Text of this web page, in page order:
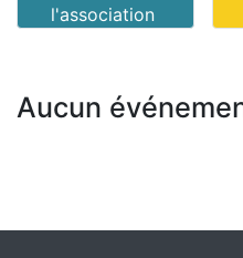
l'association
Aucun